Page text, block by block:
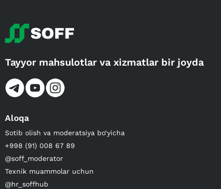
Tayyor mahsulotlar va xizmatlar bir joyda
Aloqa
Sotib olish va moderatsiya bo‘yicha
+998 (91) 008 67 89
@soff_moderator
Texnik muammolar uchun
@hr_soffhub